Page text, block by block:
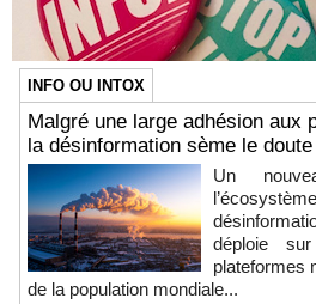
INFO OU INTOX
Malgré une large adhésion aux
la désinformation sème le
Un
déploie
plateformes
de la population mondiale...